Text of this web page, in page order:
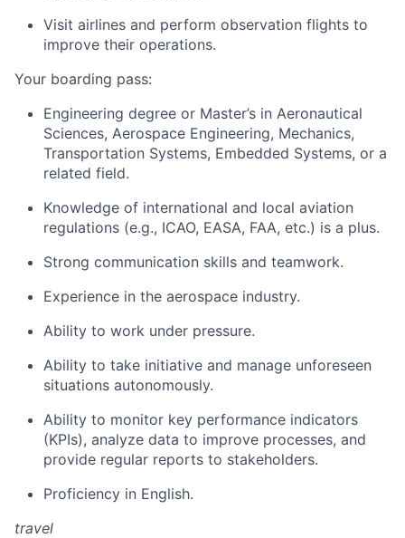
Visit airlines and perform observation flights to
improve their operations.
Your boarding pass:
Engineering degree or Master’s in Aeronautical
Sciences, Aerospace Engineering, Mechanics,
Transportation Systems, Embedded Systems, or a
related field.
Knowledge of international and local aviation
regulations (e.g., ICAO, EASA, FAA, etc.) is a plus.
Strong communication skills and teamwork.
Experience in the aerospace industry.
Ability to work under pressure.
Ability to take initiative and manage unforeseen
situations autonomously.
Ability to monitor key performance indicators
(KPIs), analyze data to improve processes, and
provide regular reports to stakeholders.
Proficiency in English.
travel